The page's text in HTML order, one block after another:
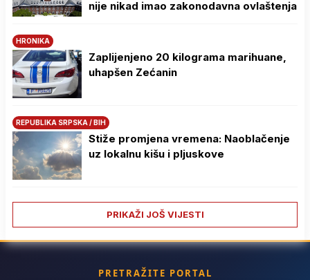
nije nikad imao zakonodavna ovlaštenja
HRONIKA
Zaplijenjeno 20 kilograma marihuane,
uhapšen Zećanin
REPUBLIKA SRPSKA / BIH
Stiže promjena vremena: Naoblačenje
uz lokalnu kišu i pljuskove
PRIKAŽI JOŠ VIJESTI
PRETRAŽITE PORTAL